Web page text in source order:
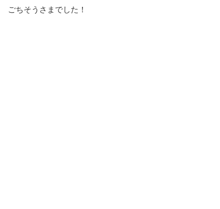
ごちそうさまでした！